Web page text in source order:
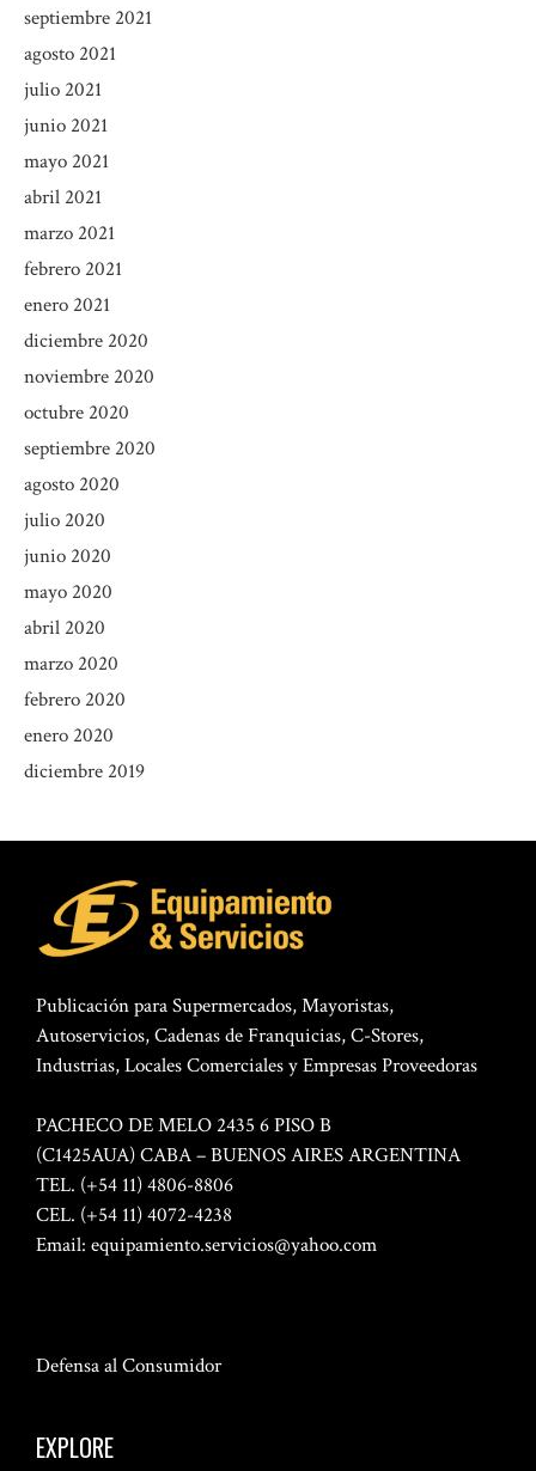
septiembre 2021
agosto 2021
julio 2021
junio 2021
mayo 2021
abril 2021
marzo 2021
febrero 2021
enero 2021
diciembre 2020
noviembre 2020
octubre 2020
septiembre 2020
agosto 2020
julio 2020
junio 2020
mayo 2020
abril 2020
marzo 2020
febrero 2020
enero 2020
diciembre 2019
Publicación para Supermercados, Mayoristas,
Autoservicios, Cadenas de Franquicias, C-Stores,
Industrias, Locales Comerciales y Empresas Proveedoras
PACHECO DE MELO 2435 6 PISO B
(C1425AUA) CABA – BUENOS AIRES ARGENTINA
TEL. (+54 11) 4806-8806
CEL. (+54 11) 4072-4238
Email: equipamiento.servicios@yahoo.com
Defensa al Consumidor
EXPLORE